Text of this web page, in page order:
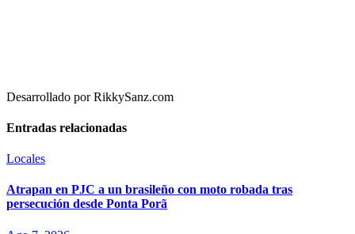
Desarrollado por RikkySanz.com
Entradas relacionadas
Locales
Atrapan en PJC a un brasileño con moto robada tras
persecución desde Ponta Porã